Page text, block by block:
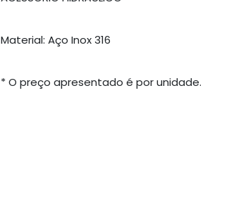
Material: Aço Inox 316
* O preço apresentado é por unidade.